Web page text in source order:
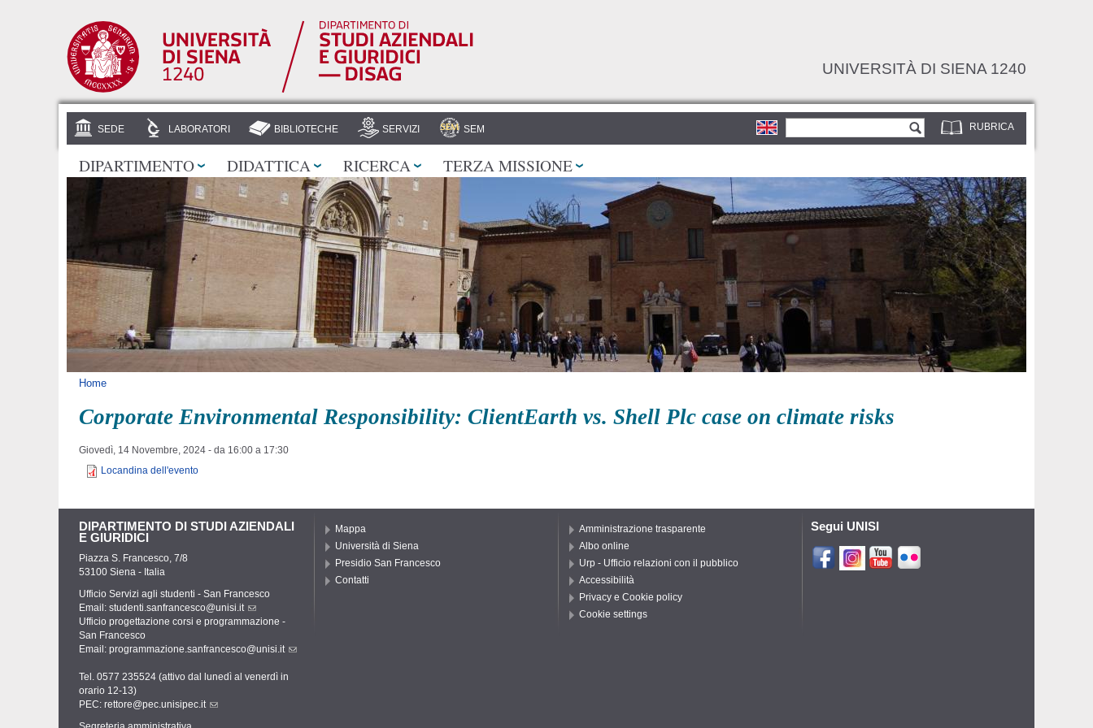
UNIVERSITÀ DI SIENA 1240
RUBRICA
Form di ricerca
SEDE LABORATORI BIBLIOTECHE SERVIZI SEM
DIPARTIMENTO DIDATTICA RICERCA TERZA MISSIONE
Tu sei qui
Home
Corporate Environmental Responsibility: ClientEarth vs. Shell Plc case on climate risks
Giovedì, 14 Novembre, 2024 - da 16:00 a 17:30
Locandina dell'evento
DIPARTIMENTO DI STUDI AZIENDALI
E GIURIDICI
Piazza S. Francesco, 7/8
53100 Siena - Italia
Ufficio Servizi agli studenti - San Francesco
Email: studenti.sanfrancesco@unisi.it
Ufficio progettazione corsi e programmazione -
San Francesco
Email: programmazione.sanfrancesco@unisi.it
Tel. 0577 235524 (attivo dal lunedì al venerdì in
orario 12-13)
PEC: rettore@pec.unisipec.it
Mappa
Università di Siena
Presidio San Francesco
Contatti
Amministrazione trasparente
Albo online
Urp - Ufficio relazioni con il pubblico
Accessibilità
Privacy e Cookie policy
Cookie settings
Segui UNISI